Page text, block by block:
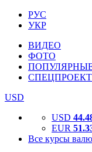
РУС
УКР
ВИДЕО
ФОТО
USD
USD
EUR
Все курсы